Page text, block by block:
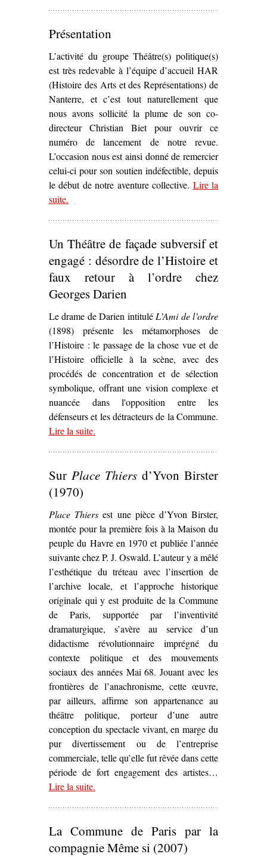
Présentation
L’activité du groupe Théâtre(s) politique(s)
est très redevable à l’équipe d’accueil HAR
(Histoire des Arts et des Représentations) de
Nanterre, et c’est tout naturellement que
nous avons sollicité la plume de son co-
directeur Christian Biet pour ouvrir ce
numéro de lancement de notre revue.
L’occasion nous est ainsi donné de remercier
celui-ci pour son soutien indéfectible, depuis
le début de notre aventure collective. Lire la
suite– ‘Présentation’
.
Un Théâtre de façade subversif et
engagé : désordre de l’Histoire et
faux retour à l’ordre chez
Georges Darien
Le drame de Darien intituléL’Ami de l’ordre
(1898) présente les métamorphoses de
l’Histoire : le passage de la chose vue et de
l’Histoire officielle à la scène, avec des
procédés de concentration et de sélection
symbolique, offrant une vision complexe et
nuancée dans l'opposition entre les
défenseurs et les détracteurs de la Commune.
Lire la suite– ‘Un Théâtre de façade subversif et engagé :
.
Sur Place Thiers d’Yvon Birster
(1970)
Place Thiers est une pièce d’Yvon Birster,
montée pour la première fois à la Maison du
peuple du Havre en 1970 et publiée l’année
suivante chez P. J. Oswald. L’auteur y a mêlé
l’esthétique du tréteau avec l’insertion de
l’archive locale, et l’approche historique
originale qui y est produite de la Commune
de Paris, supportée par l’inventivité
dramaturgique, s’avère au service d’un
didactisme révolutionnaire imprégné du
contexte politique et des mouvements
sociaux des années Mai 68. Jouant avec les
frontières de l’anachronisme, cette œuvre,
par ailleurs, affirme son appartenance au
théâtre politique, porteur d’une autre
conception du spectacle vivant, en marge du
pur divertissement ou de l’entreprise
commerciale, telle qu’elle fut rêvée dans cette
période de fort engagement des artistes…
Lire la suite– ‘Sur
.
La Commune de Paris par la
compagnie Même si (2007)